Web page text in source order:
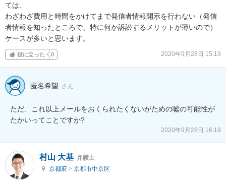
ては、
わざわざ費用と時間をかけてまで発信者情報開示を行わない（発信
者情報を知ったところで、特に何か訴訟するメリットが薄いので）
ケースが多いと思います。
役に立った 0 2020年9月28日 15:19
匿名希望 さん
ただ、これ以上メールをおくられたくないがための嘘の可能性が
たかいってことですか?
2020年9月28日 16:19
村山 大基 弁護士
京都府 > 京都市中京区